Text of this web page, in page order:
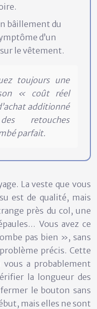
bâillement du
d’un
le vêtement.
toujours une
« coût réel
additionné
retouches
parfait.
La veste que vous
est de qualité, mais
près du col, une
Vous avez ce
pas bien », sans
précis. Cette
a probablement
la longueur des
le bouton sans
mais elles ne sont